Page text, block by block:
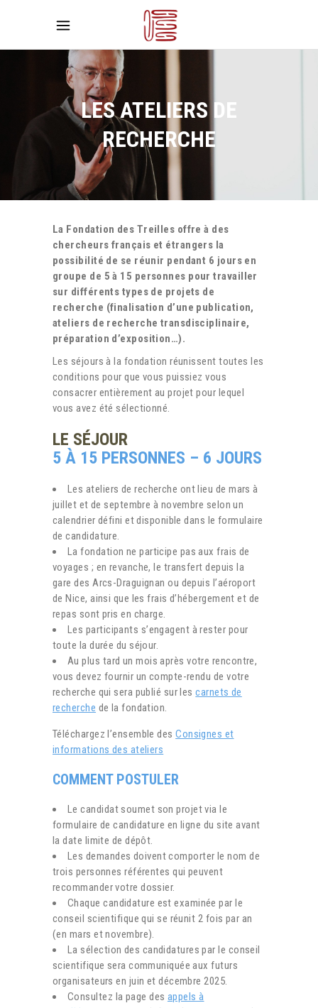
LES ATELIERS DE
RECHERCHE
La Fondation des Treilles offre à des
chercheurs français et étrangers la
possibilité de se réunir pendant 6 jours en
groupe de 5 à 15 personnes pour travailler
sur différents types de projets de
recherche (finalisation d’une publication,
ateliers de recherche transdisciplinaire,
préparation d’exposition…).
Les séjours à la fondation réunissent toutes les
conditions pour que vous puissiez vous
consacrer entièrement au projet pour lequel
vous avez été sélectionné.
LE SÉJOUR
5 À 15 PERSONNES – 6 JOURS
Les ateliers de recherche ont lieu de mars à
juillet et de septembre à novembre selon un
calendrier défini et disponible dans le formulaire
de candidature.
La fondation ne participe pas aux frais de
voyages ; en revanche, le transfert depuis la
gare des Arcs-Draguignan ou depuis l’aéroport
de Nice, ainsi que les frais d’hébergement et de
repas sont pris en charge.
Les participants s’engagent à rester pour
toute la durée du séjour.
Au plus tard un mois après votre rencontre,
vous devez fournir un compte-rendu de votre
recherche qui sera publié sur lescarnets de
recherche de la fondation.
Téléchargez l’ensemble desConsignes et
informations des ateliers
COMMENT POSTULER
Le candidat soumet son projet via le
formulaire de candidature en ligne du site avant
la date limite de dépôt.
Les demandes doivent comporter le nom de
trois personnes référentes qui peuvent
recommander votre dossier.
Chaque candidature est examinée par le
conseil scientifique qui se réunit 2 fois par an
(en mars et novembre).
La sélection des candidatures par le conseil
scientifique sera communiquée aux futurs
organisateurs en juin et décembre 2025.
Consultez la page des appels à